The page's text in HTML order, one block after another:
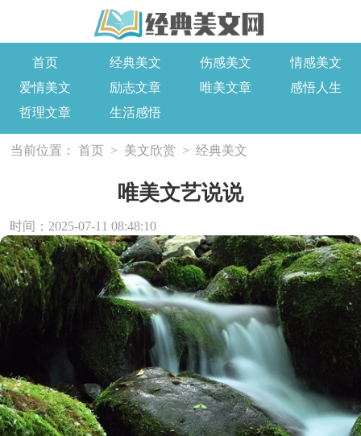
首页 经典美文 伤感美文
情感美文
爱情美文
励志文章 唯美文章
感悟人生
哲理文章
生活感悟
当前位置： 首页 > 美文欣赏 > 经典美文
唯美文艺说说
时间：2025-07-11 08:48:10